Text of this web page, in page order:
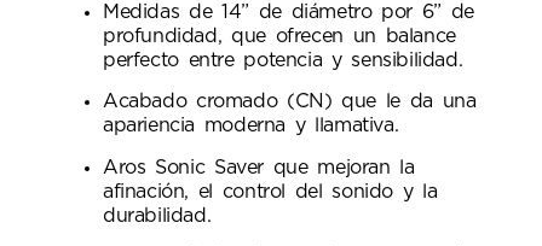
Medidas de 14” de diámetro por 6” de
profundidad, que ofrecen un balance
perfecto entre potencia y sensibilidad.
Acabado cromado (CN) que le da una
apariencia moderna y llamativa.
Aros Sonic Saver que mejoran la
afinación, el control del sonido y la
durabilidad.